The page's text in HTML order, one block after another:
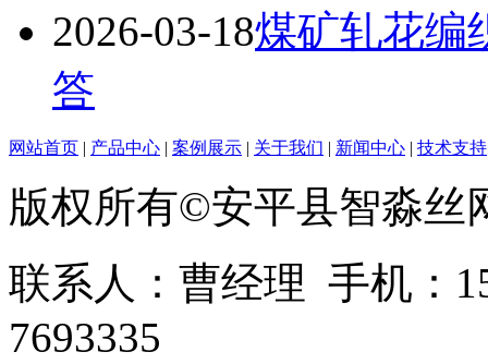
2026-03-18煤矿轧花编
答
网站首页 | 产品中心 | 案例展示 | 关于我们 | 新闻中心 | 技术支持
版权所有©安平县智淼丝
联系人：曹经理 手机：
7693335